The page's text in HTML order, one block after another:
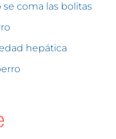
coma las bolitas
hepática